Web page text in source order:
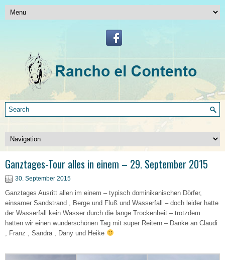
Ganztages-Tour alles in einem – 29. September 2015
30. September 2015
Ganztages Ausritt allen im einem – typisch dominikanischen Dörfer,
einsamer Sandstrand , Berge und Fluß und Wasserfall – doch leider hatte
der Wasserfall kein Wasser durch die lange Trockenheit – trotzdem
hatten wir einen wunderschönen Tag mit super Reitern – Danke an Claudi
, Franz , Sandra , Dany und Heike